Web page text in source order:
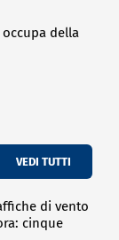
della
VEDI TUTTI
di vento
cinque